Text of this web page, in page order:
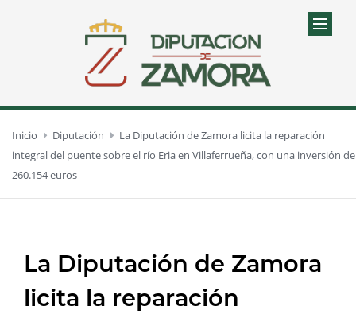
Inicio Diputación
La Diputación de Zamora licita la reparación
integral del puente sobre el río Eria en Villaferrueña, con una inversión de
260.154 euros
La Diputación de Zamora
licita la reparación